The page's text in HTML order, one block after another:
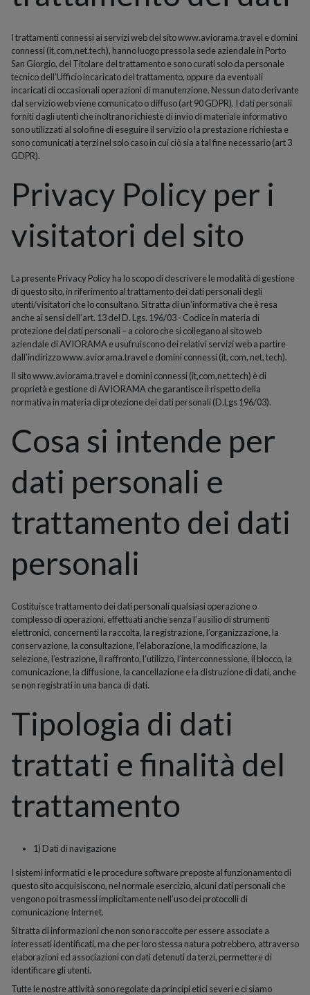
I trattamenti connessi ai servizi web del sito www.aviorama.travel e domini
connessi (it,com,net.tech), hanno luogo presso la sede aziendale in Porto
San Giorgio, del Titolare del trattamento e sono curati solo da personale
tecnico dell’Ufficio incaricato del trattamento, oppure da eventuali
incaricati di occasionali operazioni di manutenzione. Nessun dato derivante
dal servizio web viene comunicato o diffuso (art 90 GDPR). I dati personali
forniti dagli utenti che inoltrano richieste di invio di materiale informativo
sono utilizzati al solo fine di eseguire il servizio o la prestazione richiesta e
sono comunicati a terzi nel solo caso in cui ciò sia a tal fine necessario (art 3
GDPR).
Privacy Policy per i
visitatori del sito
La presente Privacy Policy ha lo scopo di descrivere le modalità di gestione
di questo sito, in riferimento al trattamento dei dati personali degli
utenti/visitatori che lo consultano. Si tratta di un’informativa che è resa
anche ai sensi dell’art. 13 del D. Lgs. 196/03 - Codice in materia di
protezione dei dati personali – a coloro che si collegano al sito web
aziendale di AVIORAMA e usufruiscono dei relativi servizi web a partire
dall'indirizzo www.aviorama.travel e domini connessi (it, com, net, tech).
Il sito www.aviorama.travel e domini connessi (it,com,net.tech) è di
proprietà e gestione di AVIORAMA che garantisce il rispetto della
normativa in materia di protezione dei dati personali (D.Lgs 196/03).
Cosa si intende per
dati personali e
trattamento dei dati
personali
Costituisce trattamento dei dati personali qualsiasi operazione o
complesso di operazioni, effettuati anche senza l’ausilio di strumenti
elettronici, concernenti la raccolta, la registrazione, l’organizzazione, la
conservazione, la consultazione, l’elaborazione, la modificazione, la
selezione, l’estrazione, il raffronto, l’utilizzo, l’interconnessione, il blocco, la
comunicazione, la diffusione, la cancellazione e la distruzione di dati, anche
se non registrati in una banca di dati.
Tipologia di dati
trattati e finalità del
trattamento
1) Dati di navigazione
I sistemi informatici e le procedure software preposte al funzionamento di
questo sito acquisiscono, nel normale esercizio, alcuni dati personali che
vengono poi trasmessi implicitamente nell’uso dei protocolli di
comunicazione Internet.
Si tratta di informazioni che non sono raccolte per essere associate a
interessati identificati, ma che per loro stessa natura potrebbero, attraverso
elaborazioni ed associazioni con dati detenuti da terzi, permettere di
identificare gli utenti.
Tutte le nostre attività sono regolate da principi etici severi e ci siamo